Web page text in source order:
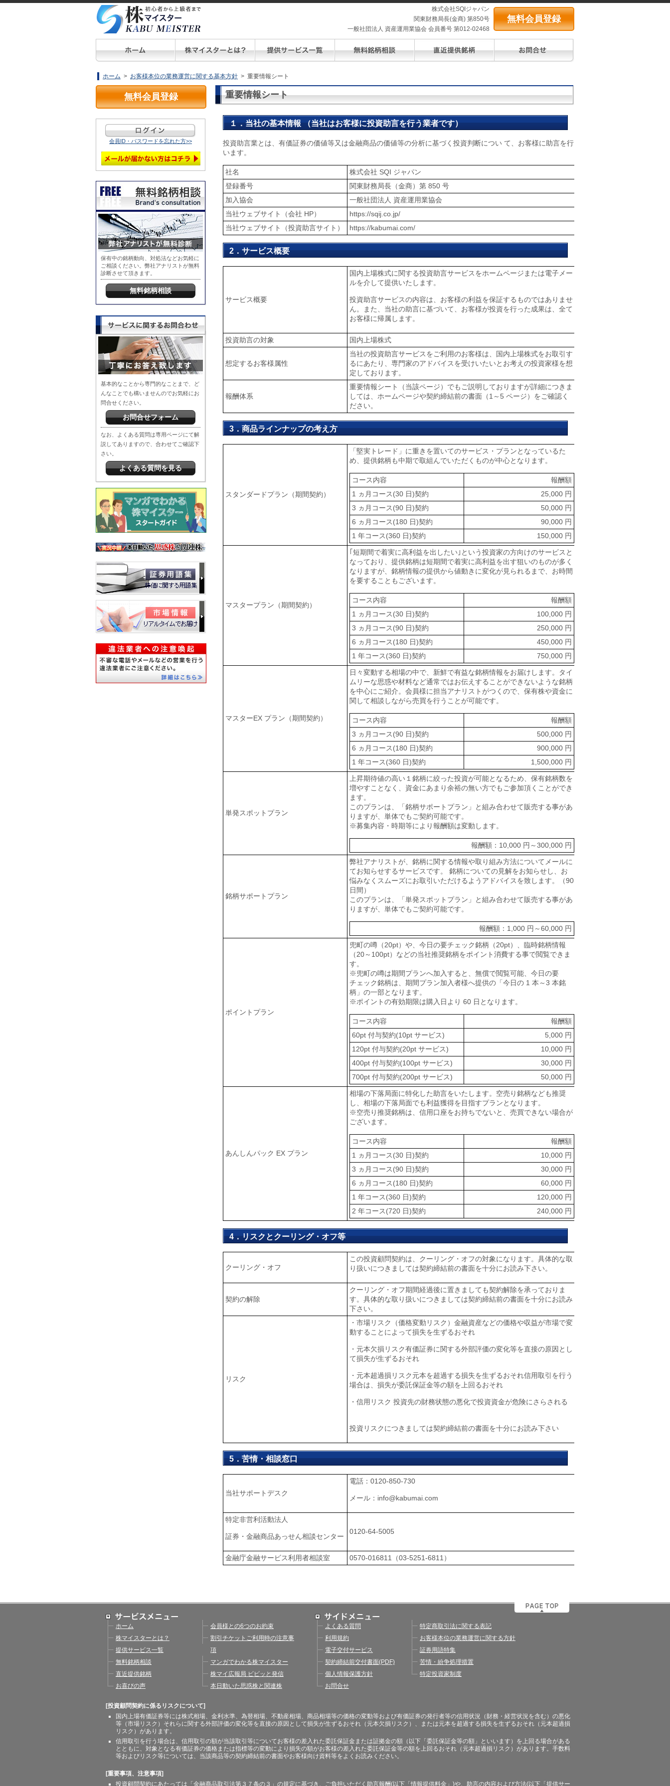
株式会社SQIジャパン
関東財務局長(金商) 第850号
一般社団法人 資産運用業協会 会員番号 第012-02468
無料会員登録
ホーム > お客様本位の業務運営に関する基本方針 > 重要情報シート
無料会員登録
会員ID・パスワードを忘れた方>>
保有中の銘柄動向、対処法などお気軽に
ご相談ください。弊社アナリストが無料
診断させて頂きます。
無料銘柄相談
基本的なことから専門的なことまで、ど
んなことでも構いませんのでお気軽にお
問合せください。
お問合せフォーム
なお、よくある質問は専用ページにて解
説してありますので、合わせてご確認下
さい。
よくある質問を見る
重要情報シート
１．当社の基本情報 （当社はお客様に投資助言を行う業者です）
投資助言業とは、有価証券の価値等又は金融商品の価値等の分析に基づく投資判断につい て、お客様に助言を行
います。
社名
株式会社 SQI ジャパン
登録番号
関東財務局長（金商）第 850 号
加入協会
一般社団法人 資産運用業協会
当社ウェブサイト（会社 HP）
https://sqij.co.jp/
当社ウェブサイト（投資助言サイト）
https://kabumai.com/
2．サービス概要
サービス概要
国内上場株式に関する投資助言サービスをホームページまたは電子メー
ルを介して提供いたします。
投資助言サービスの内容は、お客様の利益を保証するものではありませ
ん。また、当社の助言に基づいて、お客様が投資を行った成果は、全て
お客様に帰属します。
投資助言の対象 国内上場株式
想定するお客様属性
当社の投資助言サービスをご利用のお客様は、国内上場株式をお取引す
るにあたり、専門家のアドバイスを受けいたいとお考えの投資家様を想
定しております。
報酬体系
重要情報シート（当該ページ）でもご説明しておりますが詳細につきま
しては、ホームページや契約締結前の書面（1～5 ページ）をご確認く
ださい。
3．商品ラインナップの考え方
スタンダードプラン（期間契約）
「堅実トレード」に重きを置いてのサービス・プランとなっているた
め、提供銘柄も中期で取組んでいただくものが中心となります。
コース内容
報酬額
1 ヵ月コース(30 日)契約
25,000 円
3 ヵ月コース(90 日)契約
50,000 円
6 ヵ月コース(180 日)契約
90,000 円
1 年コース(360 日)契約
150,000 円
マスタープラン（期間契約）
｢短期間で着実に高利益を出したい｣という投資家の方向けのサービスと
なっており、提供銘柄は短期間で着実に高利益を出す狙いのものが多く
なりますが、銘柄情報の提供から値動きに変化が見られるまで、お時間
を要することもございます。
コース内容
報酬額
1 ヵ月コース(30 日)契約
100,000 円
3 ヵ月コース(90 日)契約
250,000 円
6 ヵ月コース(180 日)契約
450,000 円
1 年コース(360 日)契約
750,000 円
マスターEX プラン（期間契約）
日々変動する相場の中で、新鮮で有益な銘柄情報をお届けします。タイ
ムリーな思惑や材料など通常ではお伝えすることができないような銘柄
を中心にご紹介。会員様に担当アナリストがつくので、保有株や資金に
関して相談しながら売買を行うことが可能です。
コース内容
報酬額
3 ヵ月コース(90 日)契約
500,000 円
6 ヵ月コース(180 日)契約
900,000 円
1 年コース(360 日)契約
1,500,000 円
単発スポットプラン
上昇期待値の高い１銘柄に絞った投資が可能となるため、保有銘柄数を
増やすことなく、資金にあまり余裕の無い方でもご参加頂くことができ
ます。
このプランは、「銘柄サポートプラン」と組み合わせて販売する事があ
りますが、単体でもご契約可能です。
※募集内容・時期等により報酬額は変動します。
報酬額：10,000 円～300,000 円
銘柄サポートプラン
弊社アナリストが、銘柄に関する情報や取り組み方法についてメールに
てお知らせするサービスです。 銘柄についての見解をお知らせし、お
悩みなくスムーズにお取引いただけるようアドバイスを致します。（90
日間）
このプランは、「単発スポットプラン」と組み合わせて販売する事があ
りますが、単体でもご契約可能です。
報酬額：1,000 円～60,000 円
ポイントプラン
兜町の噂（20pt）や、今日の要チェック銘柄（20pt）、臨時銘柄情報
（20～100pt）などの当社推奨銘柄をポイント消費する事で閲覧できま
す。
※兜町の噂は期間プランへ加入すると、無償で閲覧可能、今日の要
チェック銘柄は、期間プラン加入者様へ提供の「今日の 1 本～3 本銘
柄」の一部となります。
※ポイントの有効期限は購入日より 60 日となります。
コース内容
報酬額
60pt 付与契約(10pt サービス)
5,000 円
120pt 付与契約(20pt サービス)
10,000 円
400pt 付与契約(100pt サービス)
30,000 円
700pt 付与契約(200pt サービス)
50,000 円
あんしんパック EX プラン
相場の下落局面に特化した助言をいたします。空売り銘柄なども推奨
し、相場の下落局面でも利益獲得を目指すプランとなります。
※空売り推奨銘柄は、信用口座をお持ちでないと、売買できない場合が
ございます。
コース内容
報酬額
1 ヵ月コース(30 日)契約
10,000 円
3 ヵ月コース(90 日)契約
30,000 円
6 ヵ月コース(180 日)契約
60,000 円
1 年コース(360 日)契約
120,000 円
2 年コース(720 日)契約
240,000 円
4．リスクとクーリング・オフ等
クーリング・オフ
この投資顧問契約は、クーリング・オフの対象になります。具体的な取
り扱いにつきましては契約締結前の書面を十分にお読み下さい。
契約の解除
クーリング・オフ期間経過後に置きましても契約解除を承っておりま
す。具体的な取り扱いにつきましては契約締結前の書面を十分にお読み
下さい。
リスク
・市場リスク（価格変動リスク）金融資産などの価格や収益が市場で変
動することによって損失を生ずるおそれ
・元本欠損リスク有価証券に関する外部評価の変化等を直接の原因とし
て損失が生ずるおそれ
・元本超過損リスク元本を超過する損失を生ずるおそれ信用取引を行う
場合は、損失が委託保証金等の額を上回るおそれ
・信用リスク 投資先の財務状態の悪化で投資資金が危険にさらされる
投資リスクにつきましては契約締結前の書面を十分にお読み下さい
5．苦情・相談窓口
当社サポートデスク
電話：0120-850-730
メール：info@kabumai.com
特定非営利活動法人
証券・金融商品あっせん相談センター
0120-64-5005
金融庁金融サービス利用者相談室 0570‐016811（03‐5251‐6811）
ホーム
株マイスターとは？
提供サービス一覧
無料銘柄相談
直近提供銘柄
お喜びの声
会員様との6つのお約束
割引チケットご利用時の注意事
項
マンガでわかる株マイスター
株マイ広報局 ビビッと発信
本日動いた思惑株と関連株
よくある質問
利用規約
電子交付サービス
契約締結前交付書面(PDF)
個人情報保護方針
お問合せ
特定商取引法に関する表記
お客様本位の業務運営に関する方針
証券用語特集
苦情・紛争処理措置
特定投資家制度
[投資顧問契約に係るリスクについて]
国内上場有価証券等には株式相場、金利水準、為替相場、不動産相場、商品相場等の価格の変動等および有価証券の発行者等の信用状況（財務・経営状況を含む）の悪化
等（市場リスク）それらに関する外部評価の変化等を直接の原因として損失が生ずるおそれ（元本欠損リスク）、または元本を超過する損失を生ずるおそれ（元本超過損
リスク）があります。
信用取引を行う場合は、信用取引の額が当該取引等についてお客様の差入れた委託保証金または証拠金の額（以下「委託保証金等の額」といいます）を上回る場合がある
とともに、対象となる有価証券の価格または指標等の変動により損失の額がお客様の差入れた委託保証金等の額を上回るおそれ（元本超過損リスク）があります。手数料
等およびリスク等については、当該商品等の契約締結前の書面やお客様向け資料等をよくお読みください。
[重要事項、注意事項]
投資顧問契約にあたっては「金融商品取引法第３７条の３」の規定に基づき、ご負担いただく助言報酬(以下「情報提供料金」)や、助言の内容および方法(以下「提供サー